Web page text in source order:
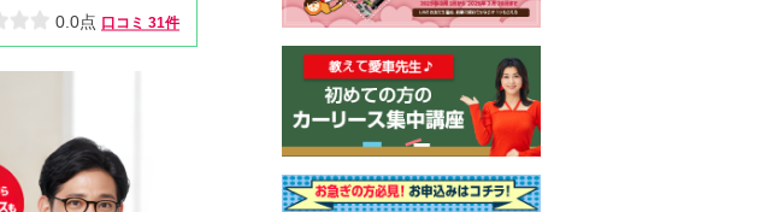
0.0点 口コミ 31件